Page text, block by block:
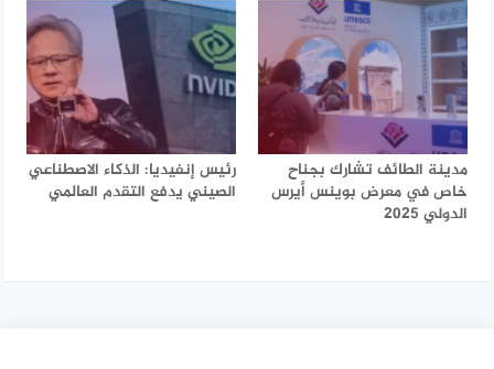
مدينة الطائف تشارك بجناح
خاص في معرض بوينس أيرس
الدولي 2025
رئيس إنفيديا: الذكاء الاصطناعي
الصيني يدفع التقدم العالمي